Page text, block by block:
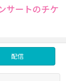
サートのチケ
配信